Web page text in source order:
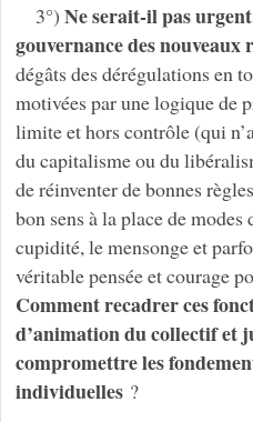
3°) Ne serait-il pas
gouvernance des nouveaux
dégâts des dérégulations en
motivées par une logique de
limite et hors contrôle (qui
du capitalisme ou du
de réinventer de bonnes
bon sens à la place de
cupidité, le mensonge et
véritable pensée et courage
Comment recadrer ces
d’animation du collectifet
compromettre les
individuelles?